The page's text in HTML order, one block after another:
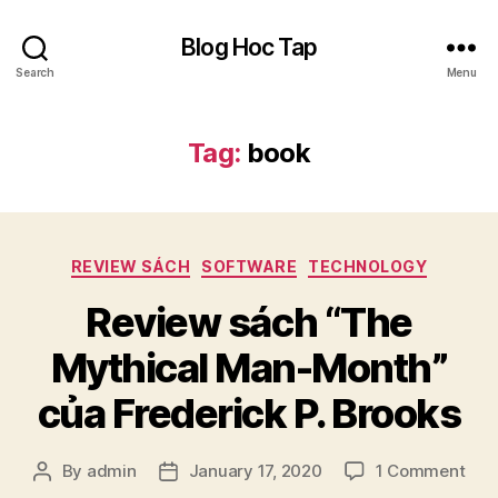
Search
Blog Hoc Tap
Menu
Tag: book
Categories
REVIEW SÁCH SOFTWARE TECHNOLOGY
Review sách “The
Mythical Man-Month”
của Frederick P. Brooks
Post
By admin
PostJanuary 17, 2020 1 Commenton